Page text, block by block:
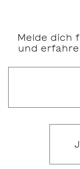
Melde dich
und